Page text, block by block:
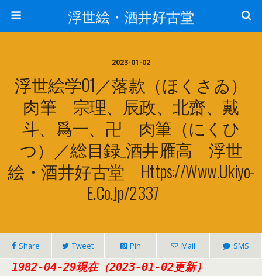
浮世絵・酒井好古堂
2023-01-02
浮世絵学01／落款（ほくさゐ）
肉筆 宗理、辰政、北齋、戴
斗、爲一、卍 肉筆（にくひ
つ）／総目録_酒井雁高 浮世
絵・酒井好古堂 Https://www.ukiyo-
E.co.jp/2337
Share Tweet Pin Mail SMS
1982-04-29現在（2023-01-02更新）